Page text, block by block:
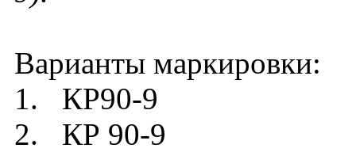
Варианты маркировки:
1. КР90-9
2. КР 90-9